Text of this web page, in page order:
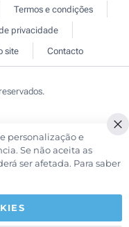
Termos e condições
privacidade
site Contacto
personalização e
Se não aceita as
ser afetada. Para saber